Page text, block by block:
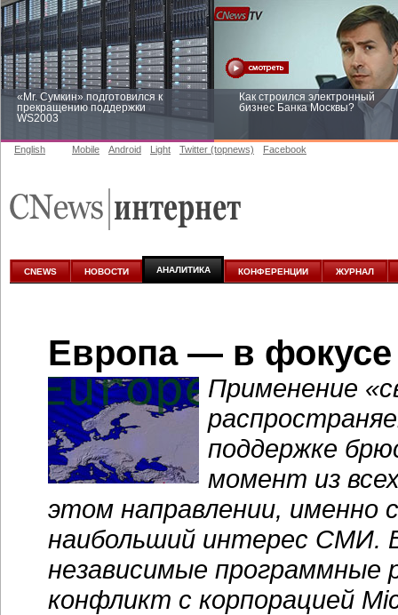
«Mr. Сумкин» подготовился к
прекращению поддержки
WS2003
Как строился электронный
бизнес Банка Москвы?
аналитике
English Mobile Android Light Twitter (topnews) Facebook
CNEWS НОВОСТИ АНАЛИТИКА КОНФЕРЕНЦИИ ЖУРНАЛ
Европа — в
Применение
поддержке
момент из
этом направлении, именно
наибольший интерес СМИ.
независимые
конфликт с корпорацией